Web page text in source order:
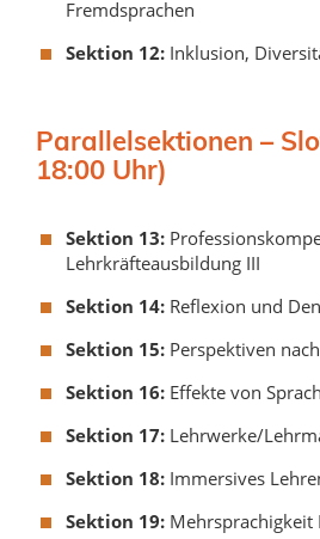
Fremdsprachen
Sektion 12: Inklusion,
Parallelsektionen –
18:00 Uhr)
Sektion 13:
Lehrkräfteausbildung III
Sektion 14: Reflexion und
Sektion 15: Perspektiven
Sektion 16: Effekte von
Sektion 17: Lehrwerke/
Sektion 18: Immersives
Sektion 19: Mehrsprachigkeit